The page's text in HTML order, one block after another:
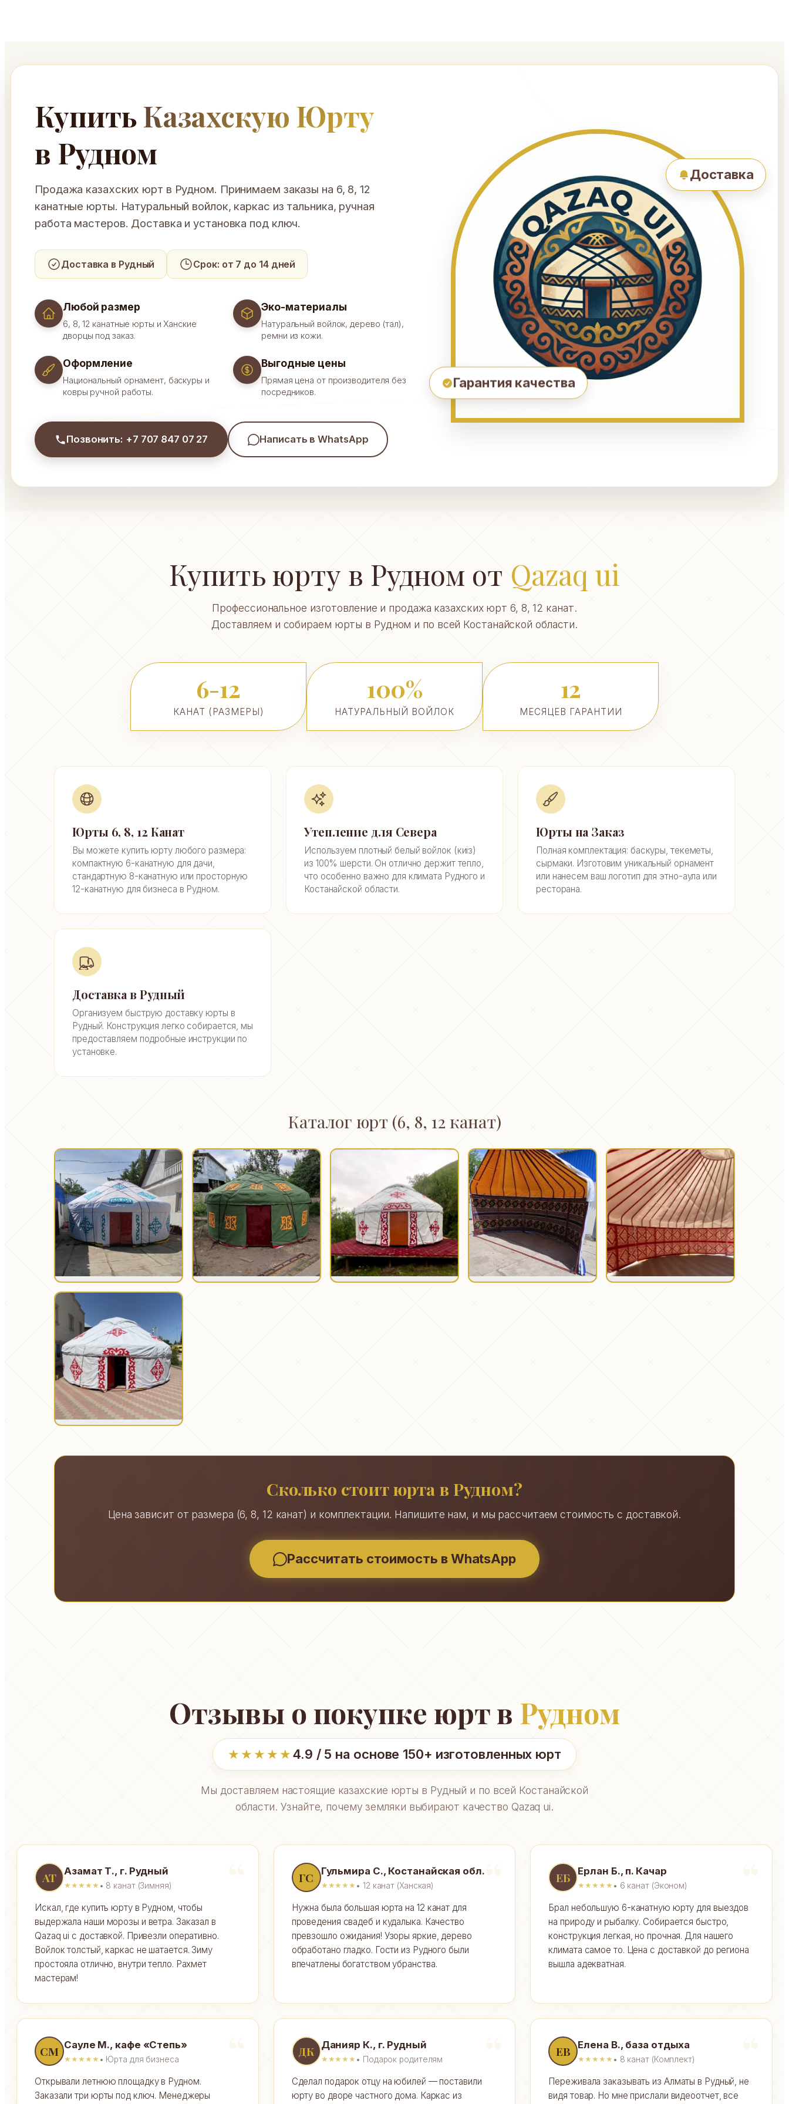
КупитьКазахскую Юрту
в Рудном
Продажа казахских юрт в Рудном. Принимаем заказы на 6, 8, 12
канатные юрты. Натуральный войлок, каркас из тальника, ручная
работа мастеров. Доставка и установка под ключ.
Доставка в Рудный Срок: от 7 до 14 дней
Любой размер
6, 8, 12 канатные юрты и Ханские
дворцы под заказ.
Эко-материалы
Натуральный войлок, дерево (тал),
ремни из кожи.
Оформление
Национальный орнамент, баскуры и
ковры ручной работы.
Выгодные цены
Прямая цена от производителя без
посредников.
Позвонить: +7 707 847 07 27 Написать в WhatsApp
Гарантия качества
Доставка
Купить юрту в Рудном от Qazaq ui
Профессиональное изготовление и продажа казахских юрт 6, 8, 12 канат.
Доставляем и собираем юрты в Рудном и по всей Костанайской области.
6-12
КАНАТ (РАЗМЕРЫ)
100%
НАТУРАЛЬНЫЙ ВОЙЛОК
12
МЕСЯЦЕВ ГАРАНТИИ
Юрты 6, 8, 12 Канат
Вы можете купить юрту любого размера:
компактную 6-канатную для дачи,
стандартную 8-канатную или просторную
12-канатную для бизнеса в Рудном.
Утепление для Севера
Используем плотный белый войлок (киіз)
из 100% шерсти. Он отлично держит тепло,
что особенно важно для климата Рудного и
Костанайской области.
Юрты на Заказ
Полная комплектация: баскуры, текеметы,
сырмаки. Изготовим уникальный орнамент
или нанесем ваш логотип для этно-аула или
ресторана.
Доставка в Рудный
Организуем быструю доставку юрты в
Рудный. Конструкция легко собирается, мы
предоставляем подробные инструкции по
установке.
Каталог юрт (6, 8, 12 канат)
Сколько стоит юрта в Рудном?
Цена зависит от размера (6, 8, 12 канат) и комплектации. Напишите нам, и мы рассчитаем стоимость с доставкой.
Рассчитать стоимость в WhatsApp
Отзывы о покупке юрт в Рудном
★★★★★4.9 / 5 на основе 150+ изготовленных юрт
Мы доставляем настоящие казахские юрты в Рудный и по всей Костанайской
области. Узнайте, почему земляки выбирают качество Qazaq ui.
АТ Азамат Т., г. Рудный
★★★★★ • 8 канат (Зимняя)
Искал, где купить юрту в Рудном, чтобы
выдержала наши морозы и ветра. Заказал в
Qazaq ui с доставкой. Привезли оперативно.
Войлок толстый, каркас не шатается. Зиму
простояла отлично, внутри тепло. Рахмет
мастерам!
ГС Гульмира С., Костанайская обл.
★★★★★ • 12 канат (Ханская)
Нужна была большая юрта на 12 канат для
проведения свадеб и кудалыка. Качество
превзошло ожидания! Узоры яркие, дерево
обработано гладко. Гости из Рудного были
впечатлены богатством убранства.
ЕБ Ерлан Б., п. Качар
★★★★★ • 6 канат (Эконом)
Брал небольшую 6-канатную юрту для выездов
на природу и рыбалку. Собирается быстро,
конструкция легкая, но прочная. Для нашего
климата самое то. Цена с доставкой до региона
вышла адекватная.
СМ Сауле М., кафе «Степь»
★★★★★ • Юрта для бизнеса
Открывали летнюю площадку в Рудном.
Заказали три юрты под ключ. Менеджеры
ДК Данияр К., г. Рудный
★★★★★ • Подарок родителям
Сделал подарок отцу на юбилей — поставили
юрту во дворе частного дома. Каркас из
ЕВ Елена В., база отдыха
★★★★★ • 8 канат (Комплект)
Переживала заказывать из Алматы в Рудный, не
видя товар. Но мне прислали видеоотчет, все